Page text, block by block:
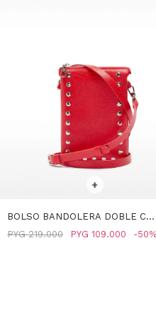
+
BOLSO BANDOLERA DOBLE CON
TACHUELAS - ROJO
PYG 109.000
PYG 219.000 50